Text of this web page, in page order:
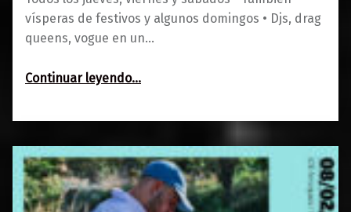
vísperas de festivos y algunos domingos • Djs, drag
queens, vogue en un…
Continuar leyendo…